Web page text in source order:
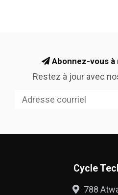
Abonnez-vous
Restez à jour avec
Cycle
788